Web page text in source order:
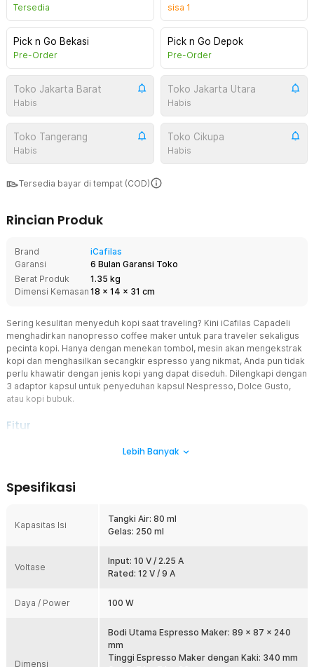
Tersedia sisa 1
Pick n Go Bekasi
Pre-Order
Pick n Go Depok
Pre-Order
Toko Jakarta Barat
Habis
Toko Jakarta Utara
Habis
Toko Tangerang
Habis
Toko Cikupa
Habis
Tersedia bayar di tempat (COD)
Rincian Produk
Brand
iCafilas
Garansi
6 Bulan Garansi Toko
Berat Produk
1.35 kg
Dimensi Kemasan 18 x 14 x 31 cm
Sering kesulitan menyeduh kopi saat traveling? Kini iCafilas Capadeli
menghadirkan nanopresso coffee maker untuk para traveler sekaligus
pecinta kopi. Hanya dengan menekan tombol, mesin akan mengekstrak
kopi dan menghasilkan secangkir espresso yang nikmat, Anda pun tidak
perlu khawatir dengan jenis kopi yang dapat diseduh. Dilengkapi dengan
3 adaptor kapsul untuk penyeduhan kapsul Nespresso, Dolce Gusto,
atau kopi bubuk.
Fitur
Nikmati Kopi di Mana Saja
membuat espresso dapat dilakukan di mana pun Anda berada
Penggunaan Mudah
Dengan desain tombol satu sentuhan, Anda hanya perlu
dingin atau panas, lalu menekan tombol start, tanpa perlu
memompa secara manual seperti pada mesin portabel
Panaskan Air Otomatis
menggunakan air panas, nanopresso coffee maker akan
mengektrasi kopi secara langsung, jika menggunakan air dingin,
coffee maker akan memanaskan air secara otomatis selama sekitar
Lebih Banyak
Spesifikasi
Kapasitas Isi
Tangki Air: 80 ml
Gelas: 250 ml
Voltase
Input: 10 V / 2.25 A
Rated: 12 V / 9 A
Daya / Power 100 W
Dimensi
Bodi Utama Espresso Maker: 89 x 87 x 240
mm
Tinggi Espresso Maker dengan Kaki: 340 mm